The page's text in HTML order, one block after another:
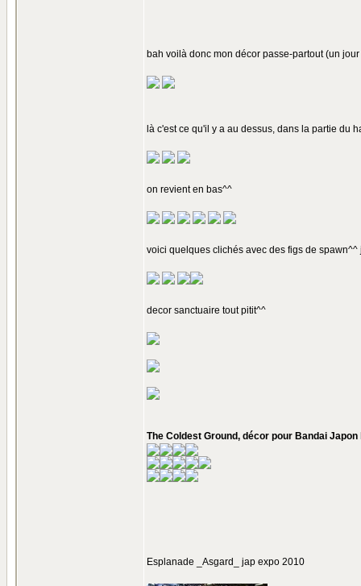
bah voilà donc mon décor passe-partout (un
là c'est ce qu'il y a au dessus, dans la partie du
on revient en bas^^
voici quelques clichés avec des figs de spawn^^
decor sanctuaire tout pitit^^
The Coldest Ground, décor pour Bandai
Esplanade _Asgard_ jap expo 2010